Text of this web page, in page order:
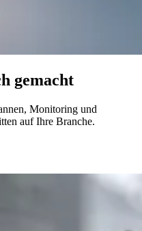
gemacht
Monitoring und
auf Ihre Branche.